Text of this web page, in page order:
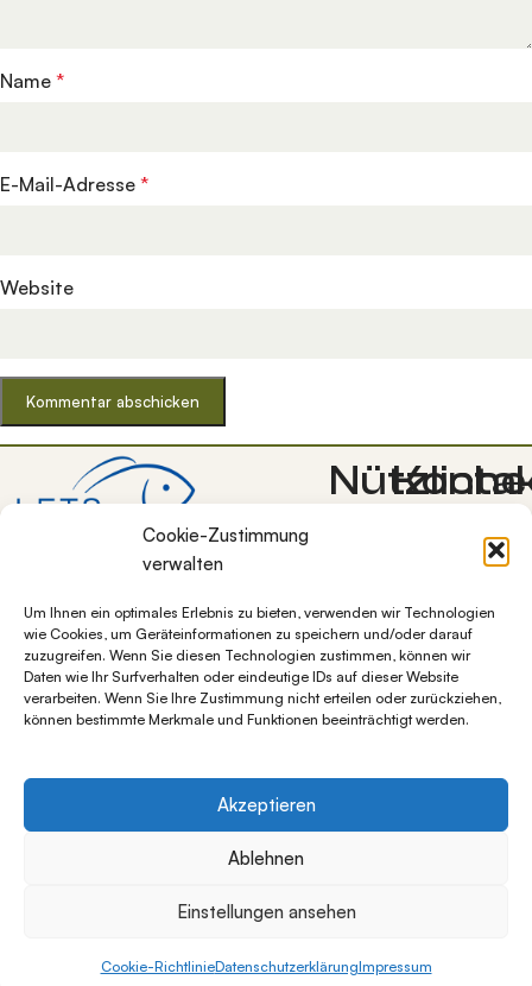
Cookie-Zustimmung
verwalten
Um Ihnen ein optimales Erlebnis zu bieten, verwenden wir Technologien
wie Cookies, um Geräteinformationen zu speichern und/oder darauf
zuzugreifen. Wenn Sie diesen Technologien zustimmen, können wir
Daten wie Ihr Surfverhalten oder eindeutige IDs auf dieser Website
verarbeiten. Wenn Sie Ihre Zustimmung nicht erteilen oder zurückziehen,
können bestimmte Merkmale und Funktionen beeinträchtigt werden.
Akzeptieren
Ablehnen
Einstellungen ansehen
Cookie-RichtlinieDatenschutzerklärungImpressum
Name *
E-Mail-Adresse *
Website
Nützliche
Blog
Datenschutz
Impressum
uns
Bocksweg 7
Burgdorf OT
Westerlinde
+49 5347
1284997
Wenn die Ergebnisse der automatischen
Alle Preise inkl. der gesetzlichen MwSt.